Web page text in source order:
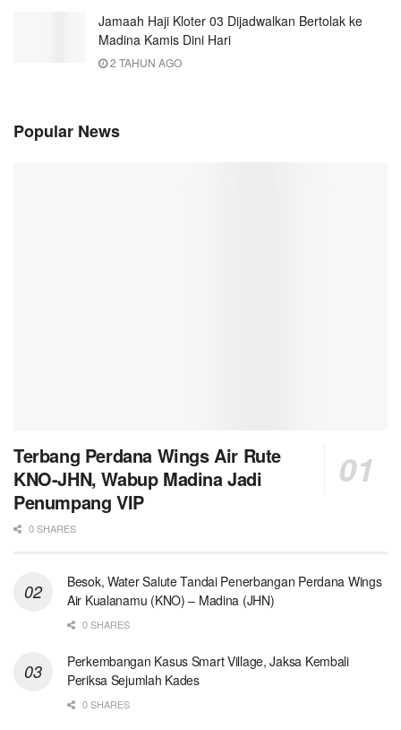
Jamaah Haji Kloter 03 Dijadwalkan Bertolak ke
Madina Kamis Dini Hari
2 TAHUN AGO
Popular News
Terbang Perdana Wings Air Rute
KNO-JHN, Wabup Madina Jadi
Penumpang VIP
0 SHARES
Besok, Water Salute Tandai Penerbangan Perdana Wings
Air Kualanamu (KNO) – Madina (JHN)
0 SHARES
Perkembangan Kasus Smart Village, Jaksa Kembali
Periksa Sejumlah Kades
0 SHARES